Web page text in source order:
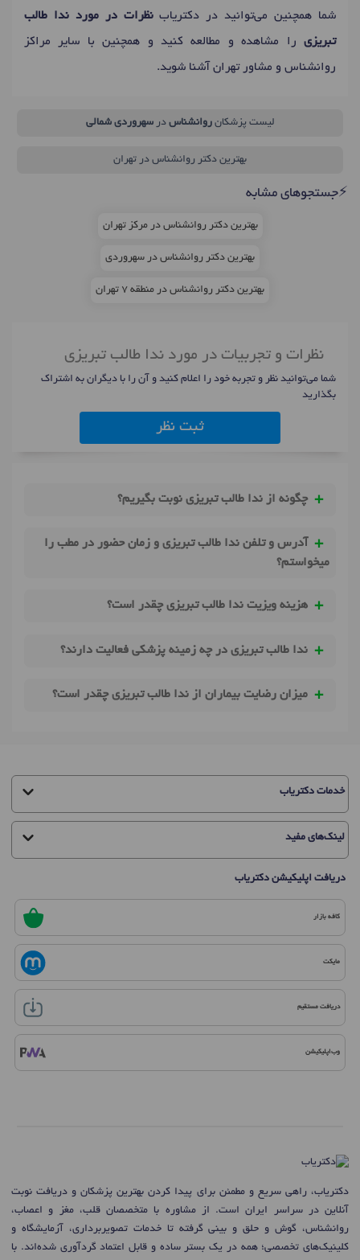
شما همچنین می‌توانید در دکتریابنظرات در مورد ندا طالب
تبریزی را مشاهده و مطالعه کنید و همچنین با سایر مراکز
روانشناس و مشاور تهران آشنا شوید.
لیست پزشکانروانشناس درسهروردی شمالی
بهترین دکتر روانشناس در تهران
⚡جستجوهای مشابه
بهترین دکتر روانشناس در مرکز تهران
بهترین دکتر روانشناس در سهروردی
بهترین دکتر روانشناس در منطقه 7 تهران
نظرات و تجربیات در مورد ندا طالب تبریزی
شما می‌توانید نظر و تجربه خود را اعلام کنید و آن را با دیگران به اشتراک
بگذارید
ثبت نظر
چگونه از ندا طالب تبریزی نوبت بگیریم؟
آدرس و تلفن ندا طالب تبریزی و زمان حضور در مطب را
میخواستم؟
هزینه ویزیت ندا طالب تبریزی چقدر است؟
ندا طالب تبریزی در چه زمینه پزشکی فعالیت دارند؟
میزان رضایت بیماران از ندا طالب تبریزی چقدر است؟
خدمات دکتریاب
لینک‌های مفید
دریافت اپلیکیشن دکتریاب
کافه بازار
مایکت
دریافت مستقیم
وب‌اپلیکیشن
دکتریاب، راهی سریع و مطمئن برای پیدا کردن بهترین پزشکان و دریافت نوبت
آنلاین در سراسر ایران است. از مشاوره با متخصصان قلب، مغز و اعصاب،
روانشناس، گوش و حلق و بینی گرفته تا خدمات تصویربرداری، آزمایشگاه و
کلینیک‌های تخصصی؛ همه در یک بستر ساده و قابل اعتماد گردآوری شده‌اند. با